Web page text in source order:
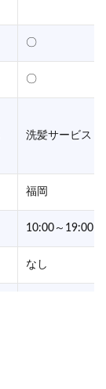
〇
〇
洗髪サービス
福岡
10:00～19:00
なし